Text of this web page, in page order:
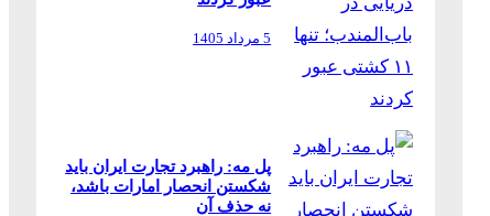
5 مرداد 1405
پل مه: راهبرد تجارت ایران باید
شکستن انحصار امارات باشد،
نه حذف آن